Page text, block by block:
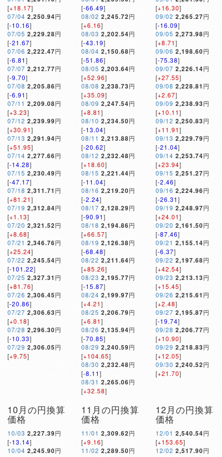
[+18.17]
07/04 2,250.94円
[-10.16]
07/05 2,229.28円
[-21.67]
07/06 2,222.47円
[-6.81]
07/07 2,212.77円
[-9.70]
07/08 2,205.86円
[-6.91]
07/11 2,209.08円
[+3.23]
07/12 2,239.99円
[+30.91]
07/13 2,291.94円
[+51.95]
07/14 2,277.66円
[-14.28]
07/15 2,230.49円
[-47.17]
07/18 2,311.71 円
[+81.21]
07/19 2,312.84円
[+1.13]
07/20 2,321.52円
[+8.68]
07/21 2,346.76円
[+25.24]
07/22 2,245.54円
[-101.22]
07/25 2,327.31 円
[+81.76]
07/26 2,306.45円
[-20.86]
07/27 2,306.63円
[+0.18]
07/28 2,296.30円
[-10.33]
07/29 2,306.05円
[+9.75]
[-66.49]
08/02 2,245.72円
[+6.16]
08/03 2,202.54円
[-43.19]
08/04 2,150.68円
[-51.86]
08/05 2,203.64円
[+52.96]
08/08 2,238.73円
[+35.09]
08/09 2,247.54円
[+8.81]
08/10 2,234.50円
[-13.04]
08/11 2,213.88円
[-20.62]
08/12 2,232.48円
[+18.60]
08/15 2,221.44円
[-11.04]
08/16 2,219.20円
[-2.24]
08/17 2,128.29円
[-90.91]
08/18 2,194.86円
[+66.57]
08/19 2,126.38円
[-68.48]
08/22 2,211.64円
[+85.26]
08/23 2,195.77円
[-15.87]
08/24 2,199.97円
[+4.21]
08/25 2,206.79円
[+6.81]
08/26 2,135.94円
[-70.85]
08/29 2,240.59円
[+104.65]
08/30 2,232.48円
[-8.11]
08/31 2,265.06円
[+32.58]
[+16.30]
09/02 2,265.27円
[-16.09]
09/05 2,273.98円
[+8.71]
09/06 2,198.60円
[-75.38]
09/07 2,226.14円
[+27.55]
09/08 2,228.81 円
[+2.67]
09/09 2,238.93円
[+10.11]
09/12 2,250.83円
[+11.91]
09/13 2,229.79円
[-21.04]
09/14 2,253.74円
[+23.94]
09/15 2,251.27円
[-2.46]
09/16 2,224.96円
[-26.31]
09/19 2,248.97円
[+24.01]
09/20 2,161.50円
[-87.46]
09/21 2,155.14円
[-6.37]
09/22 2,197.68円
[+42.54]
09/23 2,213.13円
[+15.45]
09/26 2,215.61 円
[+2.48]
09/27 2,195.87円
[-19.74]
09/28 2,206.77円
[+10.90]
09/29 2,218.83円
[+12.05]
09/30 2,240.52円
[+21.70]
10月の円換算
価格
10/03 2,227.39円
[-13.14]
10/04 2,245.90円
11月の円換算
価格
11/01 2,309.62円
[+9.16]
11/02 2,289.50円
12月の円換算
価格
12/01 2,540.54円
[+153.65]
12/02 2,517.90円